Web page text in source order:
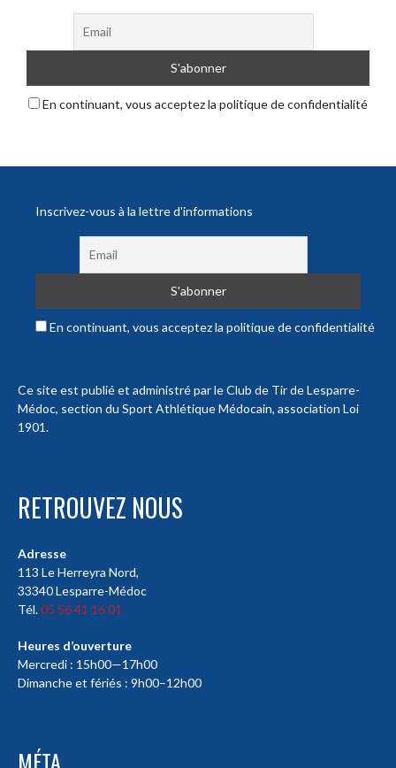
En continuant, vous acceptez la politique de confidentialité
Inscrivez-vous à la lettre d'informations
En continuant, vous acceptez la politique de confidentialité
Ce site est publié et administré par le Club de Tir de Lesparre-
Médoc, section du Sport Athlétique Médocain, association Loi
1901.
RETROUVEZ NOUS
Adresse
113 Le Herreyra Nord,
33340 Lesparre-Médoc
Tél.05 56 41 16 01
Heures d’ouverture
Mercredi : 15h00—17h00
Dimanche et fériés : 9h00–12h00
MÉTA